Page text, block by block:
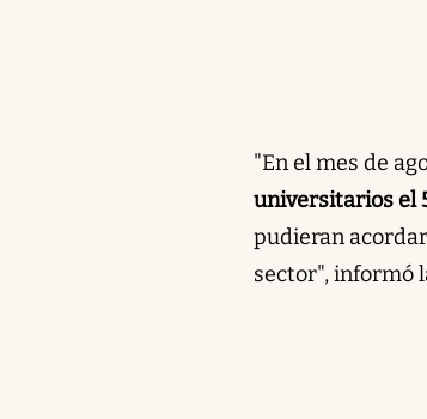
"En el mes de
universitarios el
pudieran
sector", informó